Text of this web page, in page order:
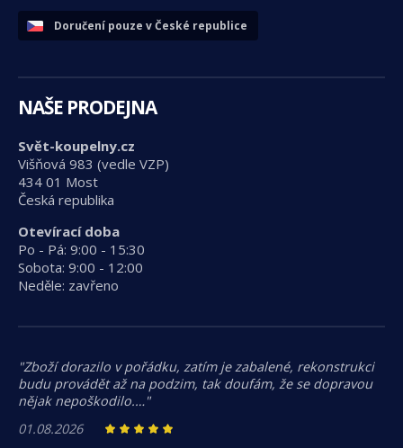
Doručení pouze v České republice
NAŠE PRODEJNA
Svět-koupelny.cz
Višňová 983 (vedle VZP)
434 01 Most
Česká republika
Otevírací doba
Po - Pá: 9:00 - 15:30
Sobota: 9:00 - 12:00
Neděle: zavřeno
"Zboží dorazilo v pořádku, zatím je zabalené, rekonstrukci
budu provádět až na podzim, tak doufám, že se dopravou
nějak nepoškodilo.…"
01.08.2026